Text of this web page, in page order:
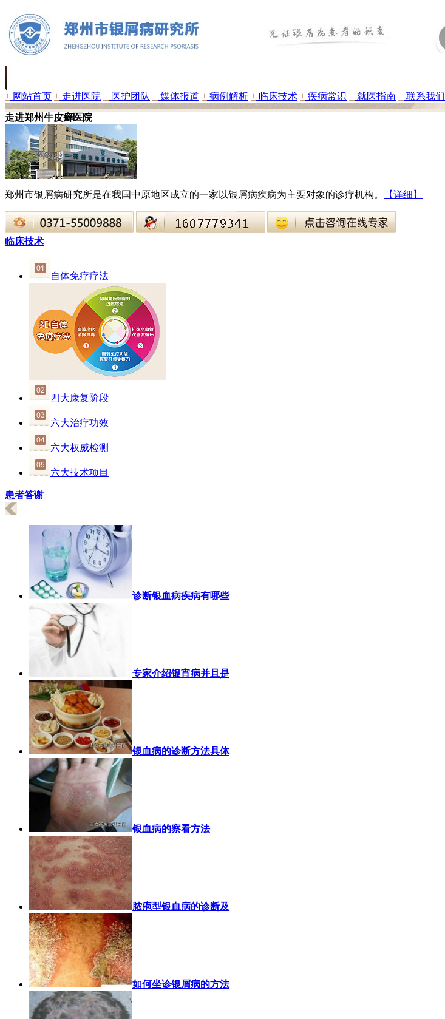
+ 网站首页 + 走进医院 + 医护团队 + 媒体报道 + 病例解析 + 临床技术 + 疾病常识 + 就医指南 + 联系我们
走进郑州牛皮癣医院
郑州市银屑病研究所是在我国中原地区成立的一家以银屑病疾病为主要对象的诊疗机构。 【详细】
临床技术
自体免疗疗法
四大康复阶段
六大治疗功效
六大权威检测
六大技术项目
患者答谢
诊断银血病疾病有哪些
专家介绍银宵病并且是
银血病的诊断方法具体
银血病的察看方法
脓疱型银血病的诊断及
如何坐诊银屑病的方法